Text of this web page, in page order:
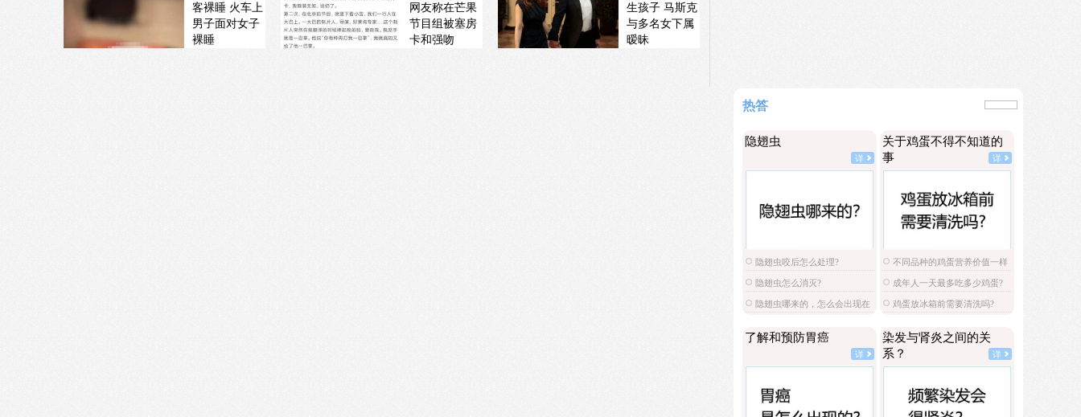
客裸睡 火车上
男子面对女子
裸睡
网友称在芒果
节目组被塞房
卡和强吻
生孩子 马斯克
与多名女下属
暧昧
热答
隐翅虫
详
隐翅虫咬后怎么处理?
隐翅虫怎么消灭?
隐翅虫哪来的，怎么会出现在
关于鸡蛋不得不知道的
事
详
不同品种的鸡蛋营养价值一样
吗? 成年人一天最多吃多少鸡蛋?
鸡蛋放冰箱前需要清洗吗?
了解和预防胃癌
详
染发与肾炎之间的关
系？
详